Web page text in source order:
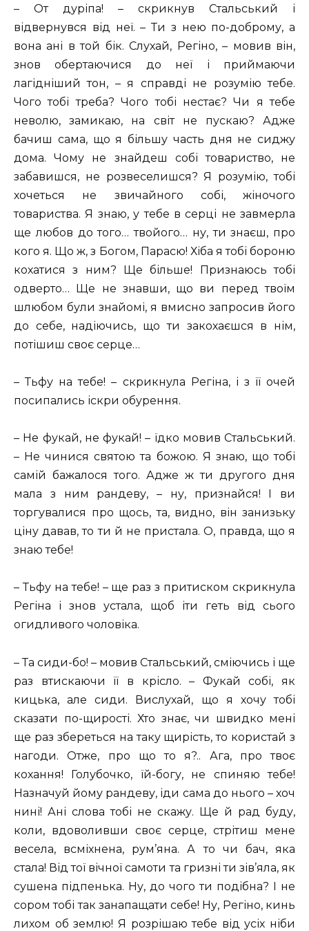
– От дуріпа! – скрикнув Стальський і
відвернувся від неї. – Ти з нею по-доброму, а
вона ані в той бік. Слухай, Регіно, – мовив він,
знов обертаючися до неї і приймаючи
лагідніший тон, – я справді не розумію тебе.
Чого тобі треба? Чого тобі нестає? Чи я тебе
неволю, замикаю, на світ не пускаю? Адже
бачиш сама, що я більшу часть дня не сиджу
дома. Чому не знайдеш собі товариство, не
забавишся, не розвеселишся? Я розумію, тобі
хочеться не звичайного собі, жіночого
товариства. Я знаю, у тебе в серці не завмерла
ще любов до того… твойого… ну, ти знаєш, про
кого я. Що ж, з Богом, Парасю! Хіба я тобі бороню
кохатися з ним? Ще більше! Признаюсь тобі
одверто… Ще не знавши, що ви перед твоїм
шлюбом були знайомі, я вмисно запросив його
до себе, надіючись, що ти закохаєшся в нім,
потішиш своє серце…
– Тьфу на тебе! – скрикнула Регіна, і з її очей
посипались іскри обурення.
– Не фукай, не фукай! – їдко мовив Стальський.
– Не чинися святою та божою. Я знаю, що тобі
самій бажалося того. Адже ж ти другого дня
мала з ним рандеву, – ну, признайся! І ви
торгувалися про щось, та, видно, він занизьку
ціну давав, то ти й не пристала. О, правда, що я
знаю тебе!
– Тьфу на тебе! – ще раз з притиском скрикнула
Регіна і знов устала, щоб іти геть від сього
огидливого чоловіка.
– Та сиди-бо! – мовив Стальський, сміючись і ще
раз втискаючи її в крісло. – Фукай собі, як
кицька, але сиди. Вислухай, що я хочу тобі
сказати по-щирості. Хто знає, чи швидко мені
ще раз збереться на таку щирість, то користай з
нагоди. Отже, про що то я?.. Ага, про твоє
кохання! Голубочко, їй-богу, не спиняю тебе!
Назначуй йому рандеву, іди сама до нього – хоч
нині! Ані слова тобі не скажу. Ще й рад буду,
коли, вдоволивши своє серце, стрітиш мене
весела, всміхнена, рум’яна. А то чи бач, яка
стала! Від тої вічної самоти та гризні ти зів’яла, як
сушена підпенька. Ну, до чого ти подібна? І не
сором тобі так занапащати себе! Ну, Регіно, кинь
лихом об землю! Я розрішаю тебе від усіх ніби